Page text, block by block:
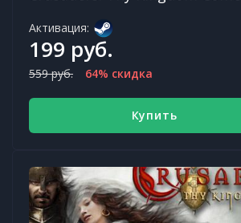
Активация:
199 руб.
559 руб. 64% скидка
Купить